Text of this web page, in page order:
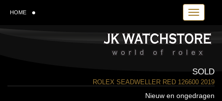
Toggle
HOME
SOLD
ROLEX SEADWELLER RED 126600 2019
Nieuw en ongedragen